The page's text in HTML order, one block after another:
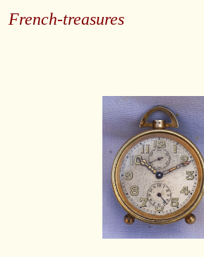
French-treasures